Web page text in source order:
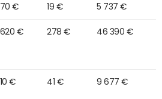
€ 19 € 5 737 €
€ 278 € 46 390 €
€ 41 € 9 677 €